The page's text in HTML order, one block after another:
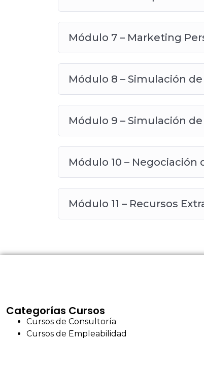
Módulo 7 – Marketing
Módulo 8 – Simulación
Módulo 9 – Simulación
Módulo 10 – Negociación
Módulo 11 – Recursos
Categorías Cursos
Cursos de Consultoría
Cursos de Empleabilidad